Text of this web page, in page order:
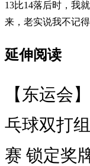
13比14落后时，我
来，老实说我不记
延伸阅读
【东运会
乓球双打
赛 锁定奖